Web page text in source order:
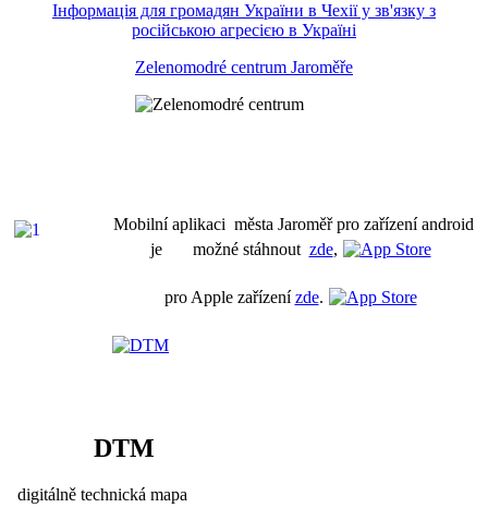
Інформація для громадян України в Чехії у зв'язку з
російською агресією в Україні
Zelenomodré centrum Jaroměře
Mobilní aplikaci města Jaroměř pro zařízení android
je možné stáhnout zde,
pro Apple zařízenízde.
DTM
digitálně technická mapa